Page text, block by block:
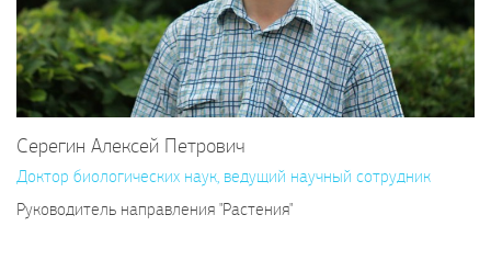
Серегин Алексей Петрович
Доктор биологических наук, ведущий научный сотрудник
Руководитель направления "Растения"